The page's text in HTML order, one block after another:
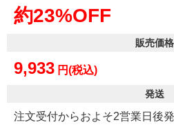
約23%OFF
販売価格
9,933 円(税込)
発送
注文受付からおよそ2営業日後